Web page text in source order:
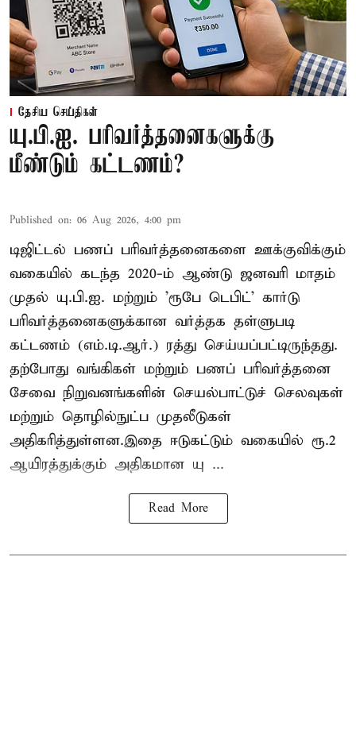
தேசிய செய்திகள்
யு.பி.ஐ. பரிவர்த்தனைகளுக்கு
மீண்டும் கட்டணம்?
Published on: 06 Aug 2026, 4:00 pm
டிஜிட்டல் பணப் பரிவர்த்தனைகளை ஊக்குவிக்கும்
வகையில் கடந்த 2020-ம் ஆண்டு ஜனவரி மாதம்
முதல் யு.பி.ஐ. மற்றும் 'ரூபே டெபிட்' கார்டு
பரிவர்த்தனைகளுக்கான வர்த்தக தள்ளுபடி
கட்டணம் (எம்.டி.ஆர்.) ரத்து செய்யப்பட்டிருந்தது.
தற்போது வங்கிகள் மற்றும் பணப் பரிவர்த்தனை
சேவை நிறுவனங்களின் செயல்பாட்டுச் செலவுகள்
மற்றும் தொழில்நுட்ப முதலீடுகள்
அதிகரித்துள்ளன.இதை ஈடுகட்டும் வகையில் ரூ.2
ஆயிரத்துக்கும் அதிகமான யு ...
Read More